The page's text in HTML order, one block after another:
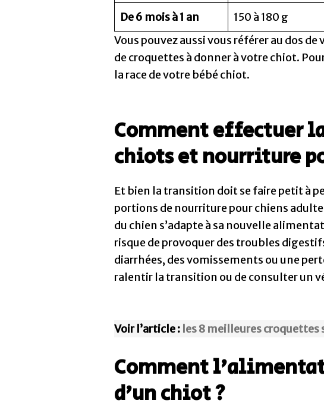
De 6 mois à 1 an 150 à 180 g
Vous pouvez aussi vous référer au dos
de croquettes à donner à votre chiot.
la race de votre bébé chiot.
Comment effectuer
chiots et nourriture
Et bien la transition doit se faire petit à
portions de nourriture pour chiens
du chien s’adapte à sa nouvelle
risque de provoquer des troubles
diarrhées, des vomissements ou une
ralentir la transition ou de consulter un
Voir l’article : les 8 meilleures croquettes
Comment
d’un chiot ?